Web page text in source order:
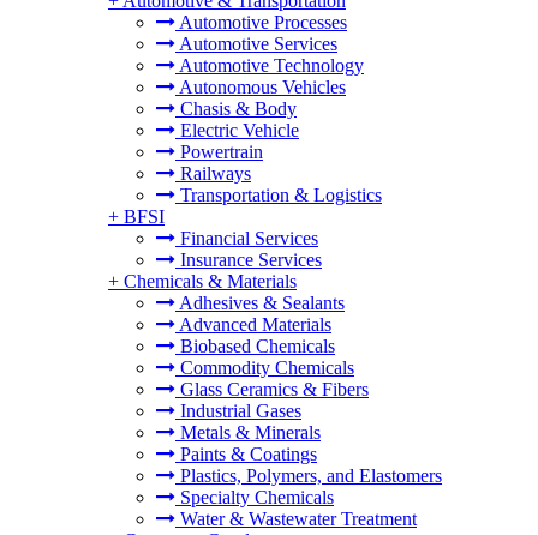
Automotive Processes
Automotive Services
Automotive Technology
Autonomous Vehicles
Chasis & Body
Electric Vehicle
Powertrain
Railways
Transportation & Logistics
+ BFSI
Financial Services
Insurance Services
+ Chemicals & Materials
Adhesives & Sealants
Advanced Materials
Biobased Chemicals
Commodity Chemicals
Glass Ceramics & Fibers
Industrial Gases
Metals & Minerals
Paints & Coatings
Plastics, Polymers, and Elastomers
Specialty Chemicals
Water & Wastewater Treatment